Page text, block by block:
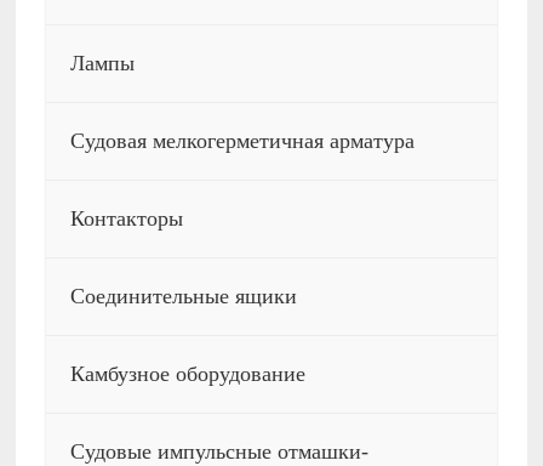
Лампы
Судовая мелкогерметичная арматура
Контакторы
Соединительные ящики
Камбузное оборудование
Судовые импульсные отмашки-